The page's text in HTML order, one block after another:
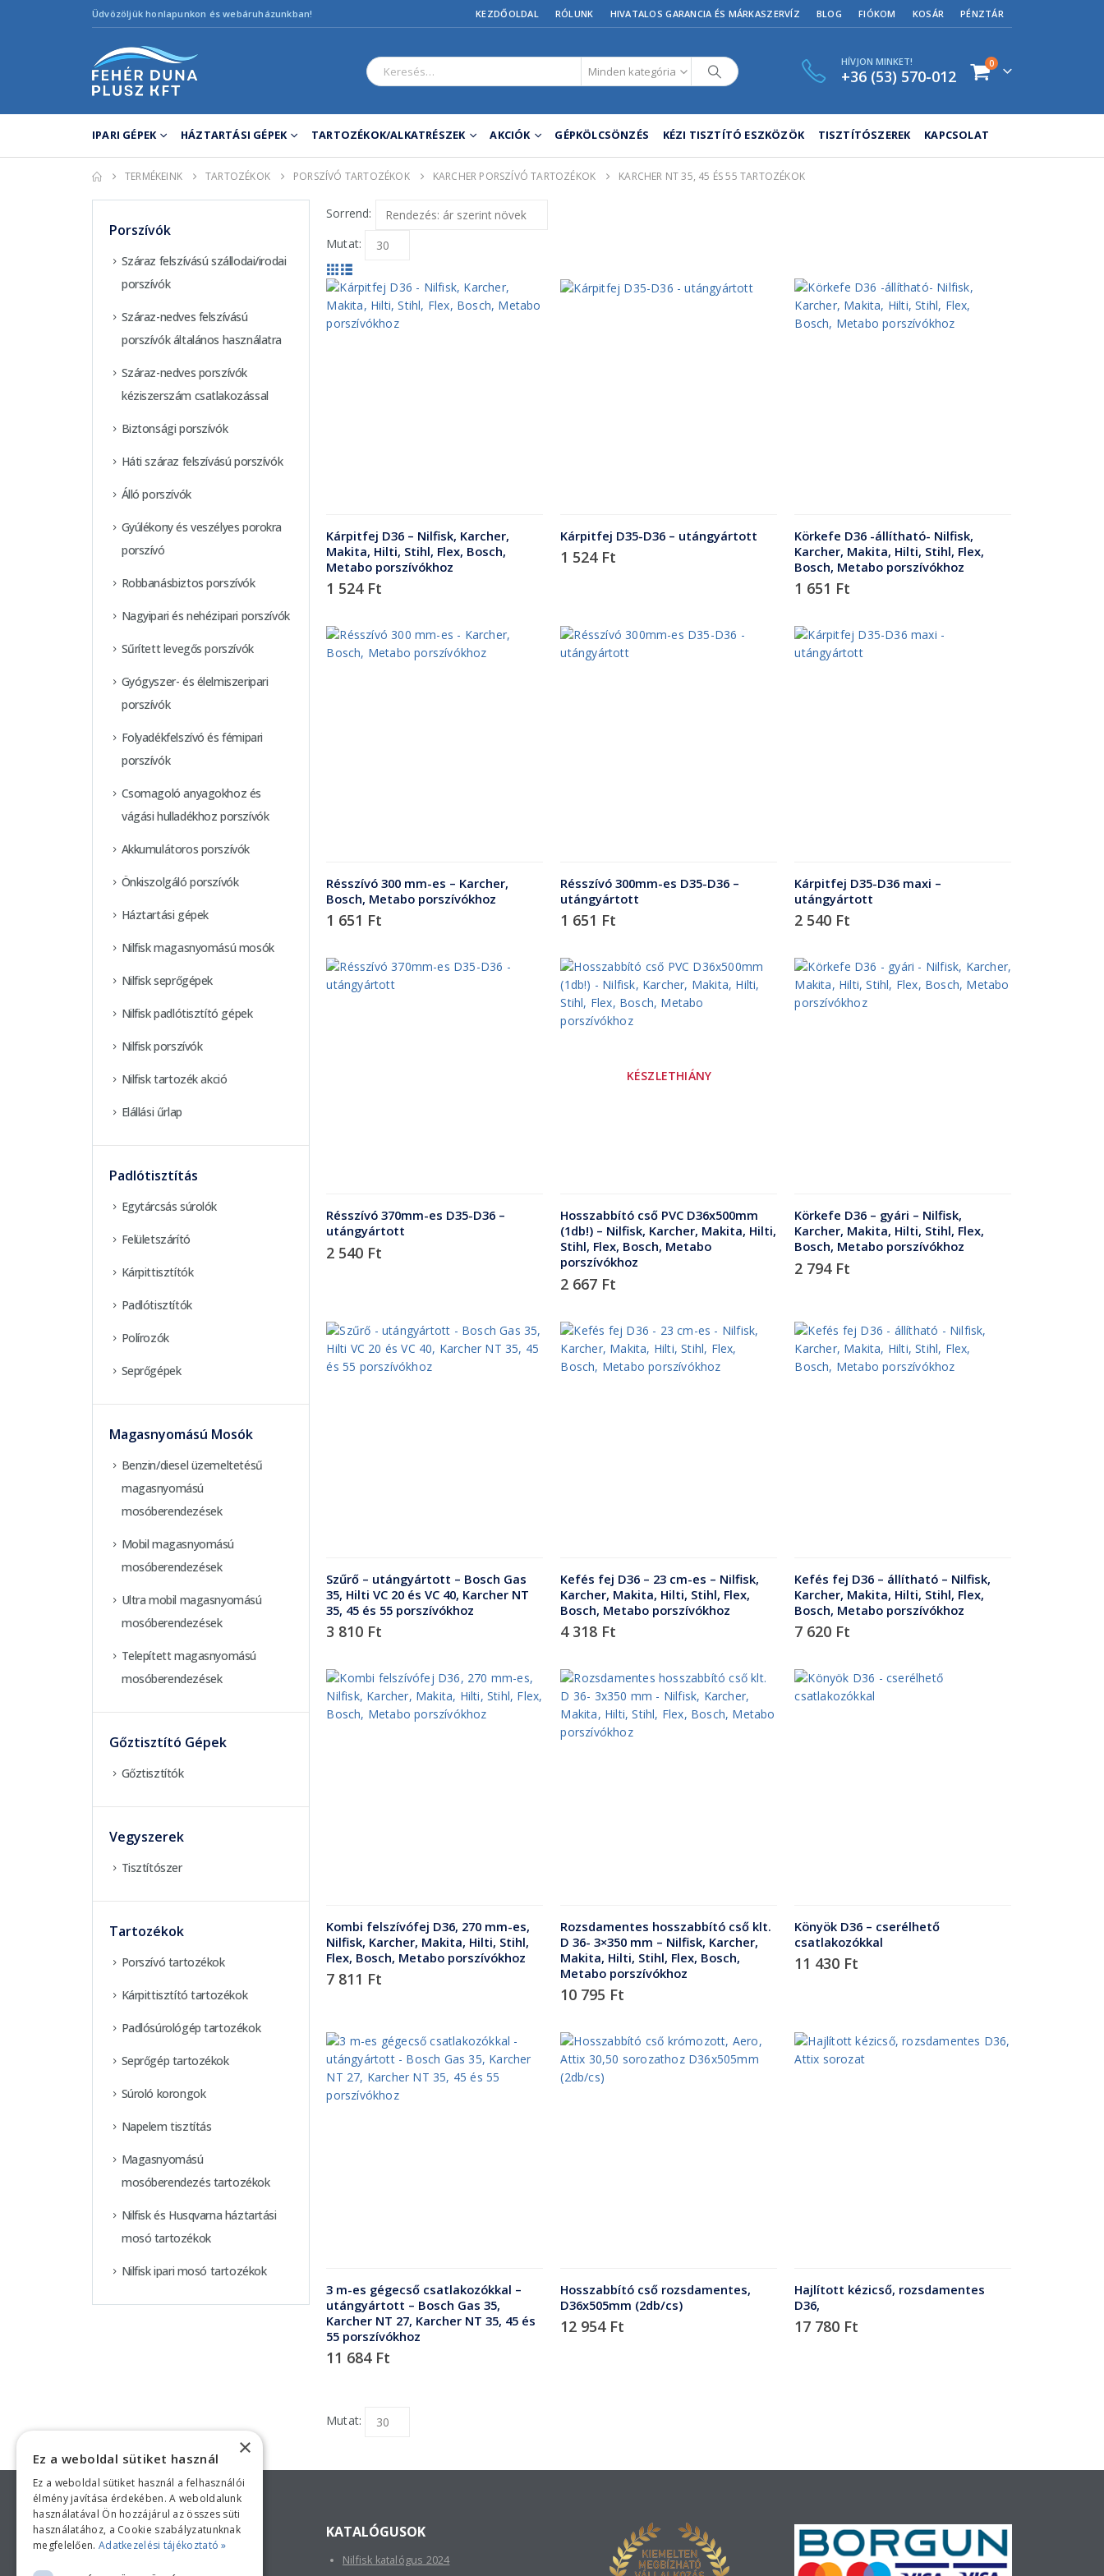
Üdvözöljük honlapunkon és webáruházunkban! KEZDŐOLDAL RÓLUNK HIVATALOS GARANCIA ÉS MÁRKASZERVÍZ BLOG FIÓKOM KOSÁR PÉNZTÁR
Minden kategória
HÍVJON MINKET!
+36 (53) 570-012
0
IPARI GÉPEK HÁZTARTÁSI GÉPEK TARTOZÉKOK/ALKATRÉSZEK AKCIÓK GÉPKÖLCSÖNZÉS KÉZI TISZTÍTÓ ESZKÖZÖK TISZTÍTÓSZEREK KAPCSOLAT
TERMÉKEINK TARTOZÉKOK PORSZÍVÓ TARTOZÉKOK KARCHER PORSZÍVÓ TARTOZÉKOK KARCHER NT 35, 45 ÉS 55 TARTOZÉKOK
Sorrend:
Mutat:
Kárpitfej D36 – Nilfisk, Karcher,
Makita, Hilti, Stihl, Flex, Bosch,
Metabo porszívókhoz
1 524 Ft
Kárpitfej D35-D36 – utángyártott
1 524 Ft
Körkefe D36 -állítható- Nilfisk,
Karcher, Makita, Hilti, Stihl, Flex,
Bosch, Metabo porszívókhoz
1 651 Ft
Résszívó 300 mm-es – Karcher,
Bosch, Metabo porszívókhoz
1 651 Ft
Résszívó 300mm-es D35-D36 –
utángyártott
1 651 Ft
Kárpitfej D35-D36 maxi –
utángyártott
2 540 Ft
Résszívó 370mm-es D35-D36 –
utángyártott
2 540 Ft
KÉSZLETHIÁNY
Hosszabbító cső PVC D36x500mm
(1db!) – Nilfisk, Karcher, Makita, Hilti,
Stihl, Flex, Bosch, Metabo
porszívókhoz
2 667 Ft
Körkefe D36 – gyári – Nilfisk,
Karcher, Makita, Hilti, Stihl, Flex,
Bosch, Metabo porszívókhoz
2 794 Ft
Szűrő – utángyártott – Bosch Gas
35, Hilti VC 20 és VC 40, Karcher NT
35, 45 és 55 porszívókhoz
3 810 Ft
Kefés fej D36 – 23 cm-es – Nilfisk,
Karcher, Makita, Hilti, Stihl, Flex,
Bosch, Metabo porszívókhoz
4 318 Ft
Kefés fej D36 – állítható – Nilfisk,
Karcher, Makita, Hilti, Stihl, Flex,
Bosch, Metabo porszívókhoz
7 620 Ft
Kombi felszívófej D36, 270 mm-es,
Nilfisk, Karcher, Makita, Hilti, Stihl,
Flex, Bosch, Metabo porszívókhoz
7 811 Ft
Rozsdamentes hosszabbító cső klt.
D 36- 3×350 mm – Nilfisk, Karcher,
Makita, Hilti, Stihl, Flex, Bosch,
Metabo porszívókhoz
10 795 Ft
Könyök D36 – cserélhető
csatlakozókkal
11 430 Ft
3 m-es gégecső csatlakozókkal –
utángyártott – Bosch Gas 35,
Karcher NT 27, Karcher NT 35, 45 és
55 porszívókhoz
11 684 Ft
Hosszabbító cső rozsdamentes,
D36x505mm (2db/cs)
12 954 Ft
Hajlított kézicső, rozsdamentes
D36,
17 780 Ft
Mutat:
Porszívók
Száraz felszívású szállodai/irodai
porszívók
Száraz-nedves felszívású
porszívók általános használatra
Száraz-nedves porszívók
kéziszerszám csatlakozással
Biztonsági porszívók
Háti száraz felszívású porszívók
Álló porszívók
Gyúlékony és veszélyes porokra
porszívó
Robbanásbiztos porszívók
Nagyipari és nehézipari porszívók
Sűrített levegős porszívók
Gyógyszer- és élelmiszeripari
porszívók
Folyadékfelszívó és fémipari
porszívók
Csomagoló anyagokhoz és
vágási hulladékhoz porszívók
Akkumulátoros porszívók
Önkiszolgáló porszívók
Háztartási gépek
Nilfisk magasnyomású mosók
Nilfisk seprőgépek
Nilfisk padlótisztító gépek
Nilfisk porszívók
Nilfisk tartozék akció
Elállási űrlap
Padlótisztítás
Egytárcsás súrolók
Felületszárító
Kárpittisztítók
Padlótisztítók
Polírozók
Seprőgépek
Magasnyomású Mosók
Benzin/diesel üzemeltetésű
magasnyomású
mosóberendezések
Mobil magasnyomású
mosóberendezések
Ultra mobil magasnyomású
mosóberendezések
Telepített magasnyomású
mosóberendezések
Gőztisztító Gépek
Gőztisztítók
Vegyszerek
Tisztítószer
Tartozékok
Porszívó tartozékok
Kárpittisztító tartozékok
Padlósúrológép tartozékok
Seprőgép tartozékok
Súroló korongok
Napelem tisztítás
Magasnyomású
mosóberendezés tartozékok
Nilfisk és Husqvarna háztartási
mosó tartozékok
Nilfisk ipari mosó tartozékok
Keressen minket!
ELÉRHETŐSÉGÜNK KATALÓGUSOK
Nilfisk katalógus 2024
×
Ez a weboldal sütiket használ
Ez a weboldal sütiket használ a felhasználói
élmény javítása érdekében. A weboldalunk
használatával Ön hozzájárul az összes süti
használatához, a Cookie szabályzatunknak
megfelelően. Adatkezelési tájékoztató »